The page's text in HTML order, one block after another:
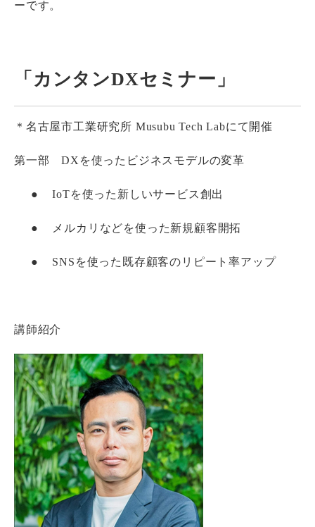
ーです。
「カンタンDXセミナー」
＊名古屋市工業研究所 Musubu Tech Labにて開催
第一部 DXを使ったビジネスモデルの変革
● IoTを使った新しいサービス創出
● メルカリなどを使った新規顧客開拓
● SNSを使った既存顧客のリピート率アップ
講師紹介